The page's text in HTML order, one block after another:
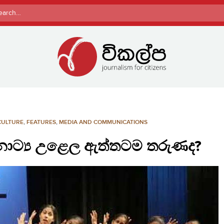
, FEATURES, MEDIA AND COMMUNICATIONS
උළෙල ඇත්තටම තරුණද?